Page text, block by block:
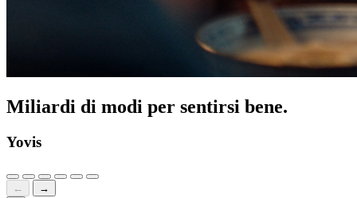
Miliardi di modi per sentirsi bene.
Yovis
←
→